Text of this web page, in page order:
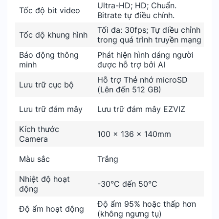
Tốc độ bit video
Ultra-HD; HD; Chuẩn.
Bitrate tự điều chỉnh.
Tốc độ khung hình
Tối đa: 30fps; Tự điều chỉnh
trong quá trình truyền mạng
Báo động thông
minh
Phát hiện hình dáng người
được hỗ trợ bởi AI
Lưu trữ cục bộ
Hỗ trợ Thẻ nhớ microSD
(Lên đến 512 GB)
Lưu trữ đám mây
Lưu trữ đám mây EZVIZ
Kích thước
Camera
100 × 136 × 140mm
Màu sắc Trắng
Nhiệt độ hoạt
động
-30°C đến 50°C
Độ ẩm hoạt động
Độ ẩm 95% hoặc thấp hơn
(không ngưng tụ)